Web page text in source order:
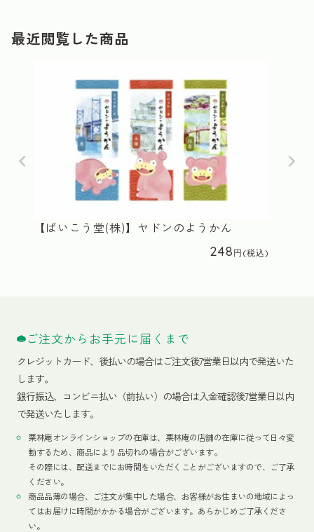
最近閲覧した商品
【ばいこう堂(株)】ヤドンのようかん
248
ご注文からお手元に届くまで
クレジットカード、 後払いの場合はご注文後7営業日以内で発送いた
します。
銀行振込、コンビニ払い（前払い）の場合は入金確認後7営業日以内
で発送いたします。
栗林庵オンラインショップの在庫は、栗林庵の店舗の在庫に従って日々変
動するため、商品により品切れの場合がございます。
その際には、配送までにお時間をいただくことがございますので、ご了承
ください。
商品品薄の場合、ご注文が集中した場合、お客様がお住まいの地域によっ
てはお届けに時間がかかる場合がございます。あらかじめご了承くださ
い。